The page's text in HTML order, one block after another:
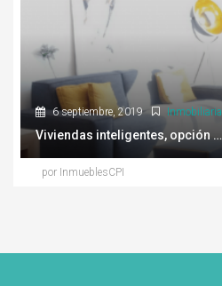
6 septiembre, 2019 Inmobiliaria
Viviendas inteligentes, opción para comprar casa en un futuro
por InmueblesCPI